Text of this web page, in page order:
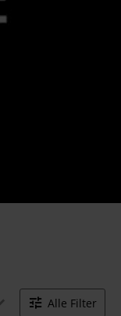
Alle Filter